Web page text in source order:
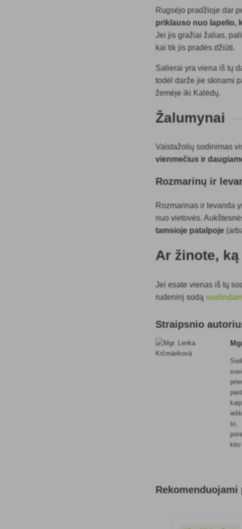
Rugsėjo pradžioje dar
priklauso nuo lapelio,
Jei jis gražiai žalias,
kai tik jis pradės džiūti.
Salierai yra viena iš tų
todėl darže jie skinami
žemėje iki Kalėdų.
Žalumynai
Vaistažolių sodinimas
vienmečius ir
Rozmarinų ir
Rozmarinas ir levanda
nuo vietovės.
tamsioje patalpoje
Ar žinote,
Jei esate vienas iš tų
rudeninį sodą
Straipsnio
to,
kito
Rekomenduojami